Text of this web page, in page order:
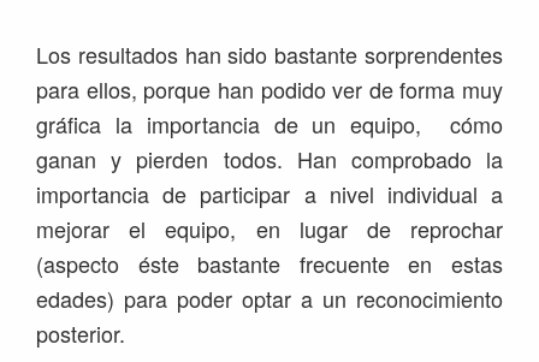
Los resultados han sido bastante sorprendentes
para ellos, porque han podido ver de forma muy
gráfica la importancia de un equipo, cómo
ganan y pierden todos. Han comprobado la
importancia de participar a nivel individual a
mejorar el equipo, en lugar de reprochar
(aspecto éste bastante frecuente en estas
edades) para poder optar a un reconocimiento
posterior.